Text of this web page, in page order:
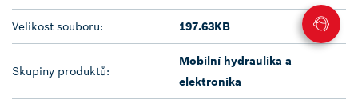
Velikost souboru: 197.63KB
Skupiny produktů:
Mobilní hydraulika a
elektronika